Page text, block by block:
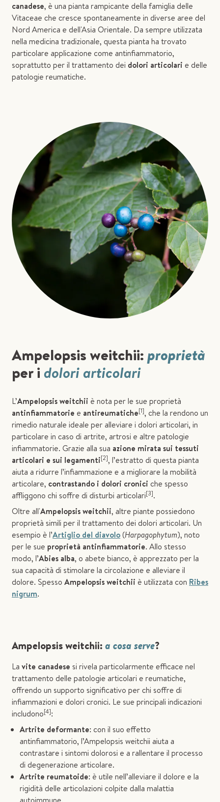
canadese, è una pianta rampicante della famiglia delle
Vitaceae che cresce spontaneamente in diverse aree del
Nord America e dell'Asia Orientale. Da sempre utilizzata
nella medicina tradizionale, questa pianta ha trovato
particolare applicazione come antinfiammatorio,
soprattutto per il trattamento dei dolori articolari e delle
patologie reumatiche.
Ampelopsis weitchii:proprietà
per i dolori articolari
L’Ampelopsis weitchii è nota per le sue proprietà
antinfiammatorie e antireumatiche[1], che la rendono un
rimedio naturale ideale per alleviare i dolori articolari, in
particolare in caso di artrite, artrosi e altre patologie
infiammatorie. Grazie alla sua azione mirata sui tessuti
articolari e sui legamenti[2], l’estratto di questa pianta
aiuta a ridurre l’infiammazione e a migliorare la mobilità
articolare, contrastando i dolori cronici che spesso
affliggono chi soffre di disturbi articolari[3].
Oltre all'Ampelopsis weitchii, altre piante possiedono
proprietà simili per il trattamento dei dolori articolari. Un
esempio è l’Artiglio del diavolo(Harpagophytum), noto
per le sue proprietà antinfiammatorie. Allo stesso
modo, l’Abies alba, o abete bianco, è apprezzato per la
sua capacità di stimolare la circolazione e alleviare il
dolore. Spesso Ampelopsis weitchii è utilizzata con Ribes
nigrum.
Ampelopsis weitchii: a cosa serve?
La vite canadese si rivela particolarmente efficace nel
trattamento delle patologie articolari e reumatiche,
offrendo un supporto significativo per chi soffre di
infiammazioni e dolori cronici. Le sue principali indicazioni
includono[4]:
Artrite deformante: con il suo effetto
antinfiammatorio, l’Ampelopsis weitchii aiuta a
contrastare i sintomi dolorosi e a rallentare il processo
di degenerazione articolare.
Artrite reumatoide: è utile nell’alleviare il dolore e la
rigidità delle articolazioni colpite dalla malattia